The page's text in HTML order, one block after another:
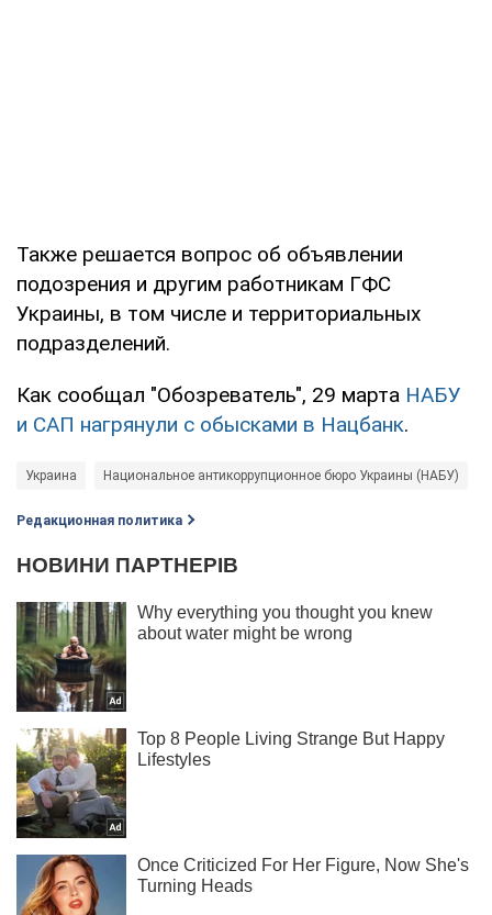
Также решается вопрос об объявлении
подозрения и другим работникам ГФС
Украины, в том числе и территориальных
подразделений.
Как сообщал "Обозреватель", 29 марта НАБУ
и САП нагрянули с обысками в Нацбанк.
Украина Национальное антикоррупционное бюро Украины (НАБУ)
Редакционная политика